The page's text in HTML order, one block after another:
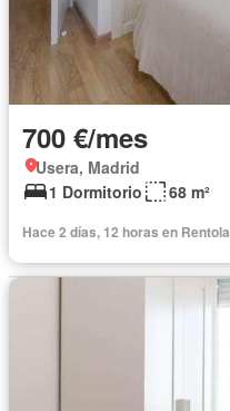
700 €/mes
Usera, Madrid
1 Dormitorio
68 m²
Hace 2 días, 12 horas en Rentola